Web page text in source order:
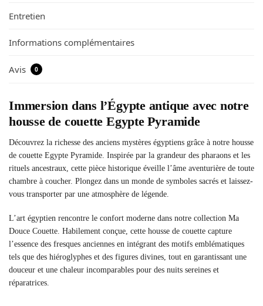
Entretien
Informations complémentaires
Avis 0
Immersion dans l’Égypte antique avec notre
housse de couette Egypte Pyramide
Découvrez la richesse des anciens mystères égyptiens grâce à notre housse
de couette Egypte Pyramide. Inspirée par la grandeur des pharaons et les
rituels ancestraux, cette pièce historique éveille l’âme aventurière de toute
chambre à coucher. Plongez dans un monde de symboles sacrés et laissez-
vous transporter par une atmosphère de légende.
L’art égyptien rencontre le confort moderne dans notre collection Ma
Douce Couette. Habilement conçue, cette housse de couette capture
l’essence des fresques anciennes en intégrant des motifs emblématiques
tels que des hiéroglyphes et des figures divines, tout en garantissant une
douceur et une chaleur incomparables pour des nuits sereines et
réparatrices.